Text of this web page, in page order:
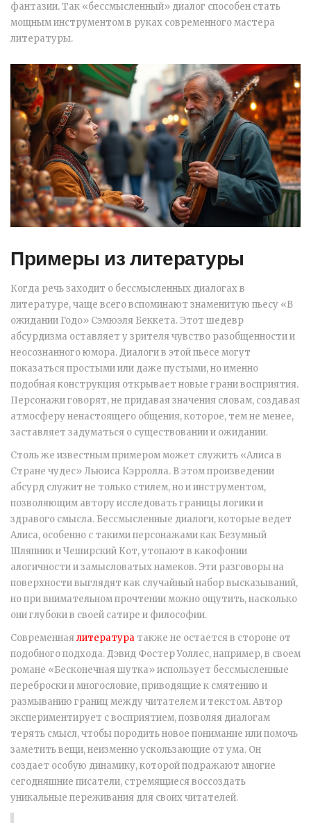
фантазии. Так «бессмысленный» диалог способен стать
мощным инструментом в руках современного мастера
литературы.
Примеры из литературы
Когда речь заходит о бессмысленных диалогах в
литературе, чаще всего вспоминают знаменитую пьесу «В
ожидании Годо» Сэмюэля Беккета. Этот шедевр
абсурдизма оставляет у зрителя чувство разобщенности и
неосознанного юмора. Диалоги в этой пьесе могут
показаться простыми или даже пустыми, но именно
подобная конструкция открывает новые грани восприятия.
Персонажи говорят, не придавая значения словам, создавая
атмосферу ненастоящего общения, которое, тем не менее,
заставляет задуматься о существовании и ожидании.
Столь же известным примером может служить «Алиса в
Стране чудес» Льюиса Кэрролла. В этом произведении
абсурд служит не только стилем, но и инструментом,
позволяющим автору исследовать границы логики и
здравого смысла. Бессмысленные диалоги, которые ведет
Алиса, особенно с такими персонажами как Безумный
Шляпник и Чеширский Кот, утопают в какофонии
алогичности и замысловатых намеков. Эти разговоры на
поверхности выглядят как случайный набор высказываний,
но при внимательном прочтении можно ощутить, насколько
они глубоки в своей сатире и философии.
Современнаялитература также не остается в стороне от
подобного подхода. Дэвид Фостер Уоллес, например, в своем
романе «Бесконечная шутка» использует бессмысленные
переброски и многословие, приводящие к смятению и
размыванию границ между читателем и текстом. Автор
экспериментирует с восприятием, позволяя диалогам
терять смысл, чтобы породить новое понимание или помочь
заметить вещи, неизменно ускользающие от ума. Он
создает особую динамику, которой подражают многие
сегодняшние писатели, стремящиеся воссоздать
уникальные переживания для своих читателей.